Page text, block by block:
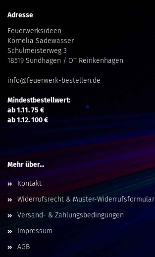
Adresse
Feuerwerksideen
Kornelia Sadewasser
Schulmeisterweg 3
18519 Sundhagen / OT Reinkenhagen
info@feuerwerk-bestellen.de
Mindestbestellwert:
ab 1.11. 75 €
ab 1.12. 100 €
Mehr über...
Kontakt
Widerrufsrecht & Muster-Widerrufsformular
Versand- & Zahlungsbedingungen
Impressum
AGB